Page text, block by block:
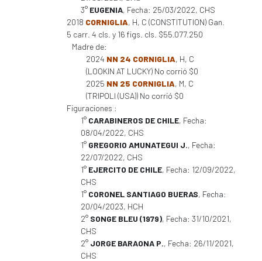
3° EUGENIA, Fecha: 25/03/2022, CHS
2018 CORNIGLIA, H, C (CONSTITUTION) Gan.
5 carr. 4 cls. y 16 figs. cls. $55.077.250
Madre de:
2024 NN 24 CORNIGLIA, H, C
(LOOKIN AT LUCKY) No corrió $0
2025 NN 25 CORNIGLIA, M, C
(TRIPOLI (USA)) No corrió $0
Figuraciones :
1° CARABINEROS DE CHILE, Fecha:
08/04/2022, CHS
1° GREGORIO AMUNATEGUI J., Fecha:
22/07/2022, CHS
1° EJERCITO DE CHILE, Fecha: 12/09/2022,
CHS
1° CORONEL SANTIAGO BUERAS, Fecha:
20/04/2023, HCH
2° SONGE BLEU (1979), Fecha: 31/10/2021,
CHS
2° JORGE BARAONA P., Fecha: 26/11/2021,
CHS